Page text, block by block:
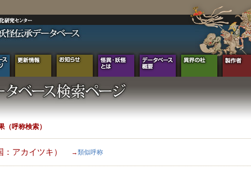
（呼称検索）
：アカイツキ） →類似呼称